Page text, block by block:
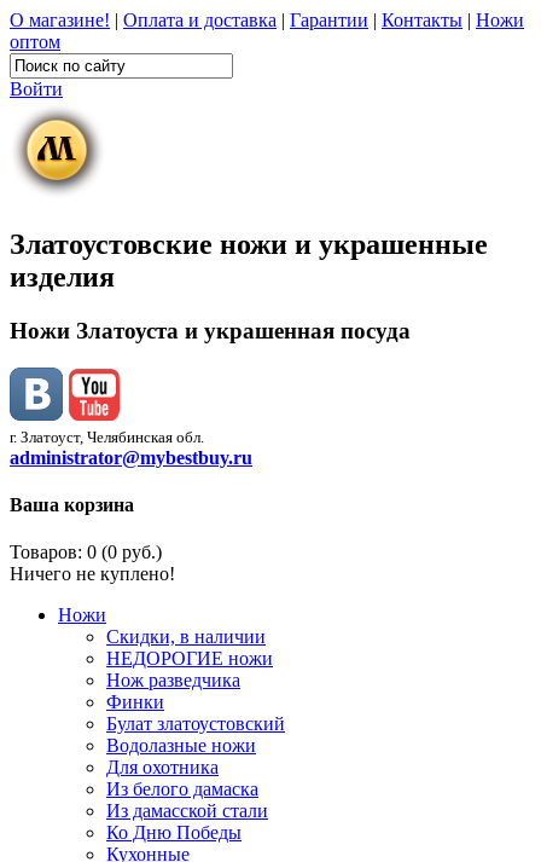
О магазине! | Оплата и доставка | Гарантии | Контакты | Ножи
оптом
Войти
Златоустовские ножи и украшенные
изделия
Ножи Златоуста и украшенная посуда
г. Златоуст, Челябинская обл.
administrator@mybestbuy.ru
Ваша корзина
Товаров: 0 (0 руб.)
Ничего не куплено!
Ножи
Скидки, в наличии
НЕДОРОГИЕ ножи
Нож разведчика
Финки
Булат златоустовский
Водолазные ножи
Для охотника
Из белого дамаска
Из дамасской стали
Ко Дню Победы
Кухонные